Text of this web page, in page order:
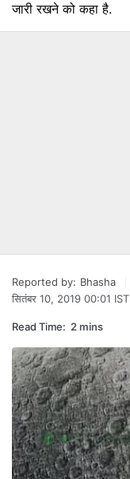
जारी रखने को कहा है.
Reported by: Bhasha
सितंबर 10, 2019 00:01 IST
Read Time: 2 mins